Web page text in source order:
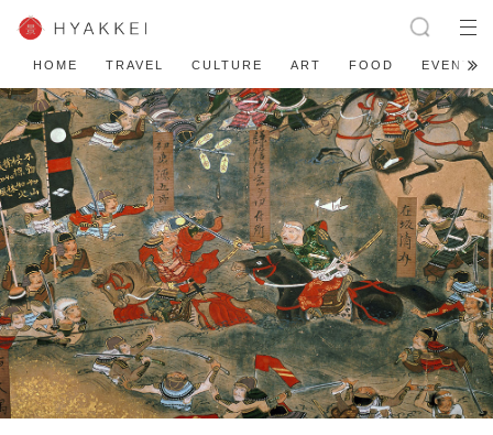
HOME TRAVEL CULTURE ART FOOD EVENT